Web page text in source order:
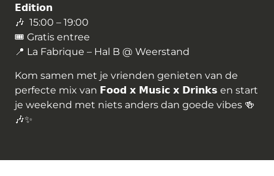
𝗘𝗱𝗶𝘁𝗶𝗼𝗻
🎶 15:00 – 19:00
🎟 Gratis entree
📍 La Fabrique – Hal B @ Weerstand
Kom samen met je vrienden genieten van de
perfecte mix van 𝗙𝗼𝗼𝗱 𝘅 𝗠𝘂𝘀𝗶𝗰 𝘅 𝗗𝗿𝗶𝗻𝗸𝘀 en start
je weekend met niets anders dan goede vibes 🍻
🎶✨